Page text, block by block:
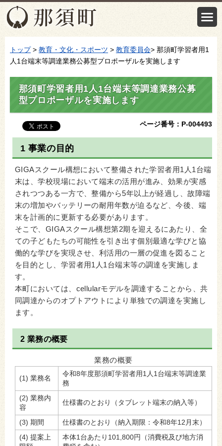
トップ> 教育・文化・スポーツ > 教育委員会> 那須町学習者用1
人1台端末等調達業務公募型プロポーザルを実施します
那須町学習者用1人1台端末等調達業務公募
型プロポーザルを実施します
ページ番号：P-004493
1 事業の目的
GIGAスクール構想において整備された学習者用1人1台端
末は、学校現場において端末の活用が進み、効果が実感
されつつある一方で、整備から5年以上が経過し、故障端
末の増加やバッテリーの耐用年数が迫るなど、今後、端
末を計画的に更新する必要があります。
そこで、GIGAスクール構想第2期を迎えるにあたり、全
ての子どもたちの可能性を引き出す個別最適な学びと協
働的な学びを実現させ、利活用の一層の促進を図ること
を目的とし、学習者用1人1台端末等の調達を実施しま
す。
本町においては、cellularモデルを調達することから、共
同調達からのオプトアウトにより単独での調達を実施し
ます。
2 業務の概要
業務の概要
(1) 業務名
令和8年度那須町学習者用1人1台端末等調達業
務
(2) 業務内
容
仕様書のとおり（タブレット端末の納入等）
(3) 期間
仕様書のとおり（納入期限：令和8年12月末）
(4) 提案上
本体1台あたり101,800円（消費税及び地方消